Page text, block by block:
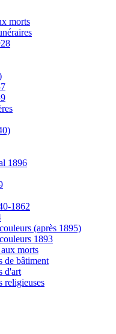
morts
1896
1862
(après 1895)
1893
morts
de bâtiment
d'art
religieuses